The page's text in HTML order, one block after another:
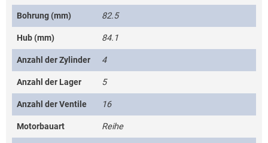
Bohrung (mm) 82.5
Hub (mm) 84.1
Anzahl der Zylinder 4
Anzahl der Lager 5
Anzahl der Ventile 16
Motorbauart Reihe